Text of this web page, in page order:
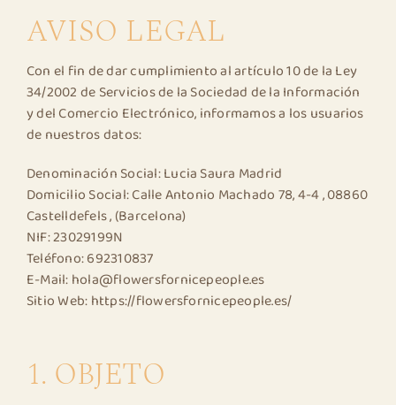
Servicios florales
Galería – diseños florales
Contacto
AVISO LEGAL
Con el fin de dar cumplimiento al artículo 10 de la Ley
34/2002 de Servicios de la Sociedad de la Información
y del Comercio Electrónico, informamos a los usuarios
de nuestros datos:
Denominación Social: Lucia Saura Madrid
Domicilio Social: Calle Antonio Machado 78, 4-4 , 08860
Castelldefels , (Barcelona)
NIF: 23029199N
Teléfono: 692310837
E-Mail: hola@flowersfornicepeople.es
Sitio Web: https://flowersfornicepeople.es/
1. OBJETO